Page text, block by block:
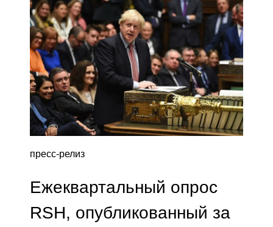
пресс-релиз
Ежеквартальный опрос
RSH, опубликованный за